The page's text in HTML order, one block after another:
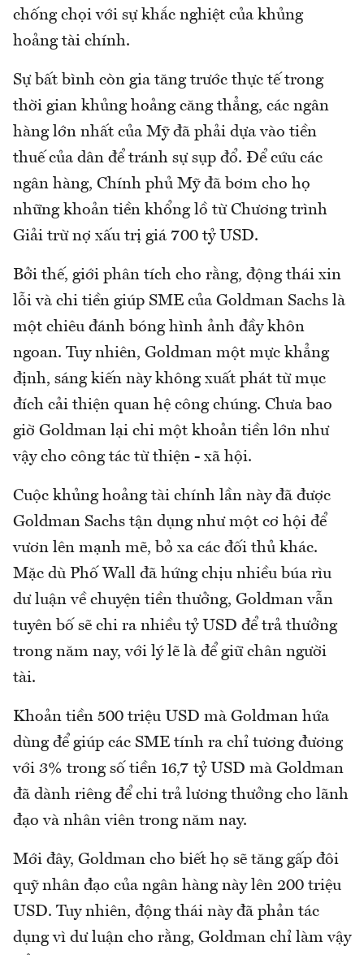
chống chọi với sự khắc nghiệt của khủng
hoảng tài chính.
Sự bất bình còn gia tăng trước thực tế trong
thời gian khủng hoảng căng thẳng, các ngân
hàng lớn nhất của Mỹ đã phải dựa vào tiền
thuế của dân để tránh sự sụp đổ. Để cứu các
ngân hàng, Chính phủ Mỹ đã bơm cho họ
những khoản tiền khổng lồ từ Chương trình
Giải trừ nợ xấu trị giá 700 tỷ USD.
Bởi thế, giới phân tích cho rằng, động thái xin
lỗi và chi tiền giúp SME của Goldman Sachs là
một chiêu đánh bóng hình ảnh đầy khôn
ngoan. Tuy nhiên, Goldman một mực khẳng
định, sáng kiến này không xuất phát từ mục
đích cải thiện quan hệ công chúng. Chưa bao
giờ Goldman lại chi một khoản tiền lớn như
vậy cho công tác từ thiện - xã hội.
Cuộc khủng hoảng tài chính lần này đã được
Goldman Sachs tận dụng như một cơ hội để
vươn lên mạnh mẽ, bỏ xa các đối thủ khác.
Mặc dù Phố Wall đã hứng chịu nhiều búa rìu
dư luận về chuyện tiền thưởng, Goldman vẫn
tuyên bố sẽ chi ra nhiều tỷ USD để trả thưởng
trong năm nay, với lý lẽ là để giữ chân người
tài.
Khoản tiền 500 triệu USD mà Goldman hứa
dùng để giúp các SME tính ra chỉ tương đương
với 3% trong số tiền 16,7 tỷ USD mà Goldman
đã dành riêng để chi trả lương thưởng cho lãnh
đạo và nhân viên trong năm nay.
Mới đây, Goldman cho biết họ sẽ tăng gấp đôi
quỹ nhân đạo của ngân hàng này lên 200 triệu
USD. Tuy nhiên, động thái này đã phản tác
dụng vì dư luận cho rằng, Goldman chỉ làm vậy